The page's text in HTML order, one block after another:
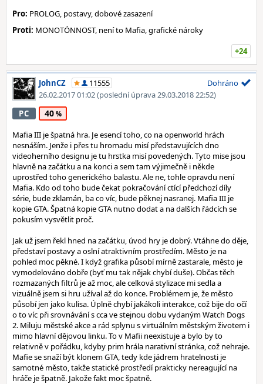
Pro: PROLOG, postavy, dobové zasazení
Proti: MONOTÓNNOST, není to Mafia, grafické nároky
+24
JohnCZ
11555
26.02.2017 01:02(poslední úprava 29.03.2018 22:52)
Dohráno
PC 40
Mafia III je špatná hra. Je esencí toho, co na openworld hrách
nesnáším. Jenže i přes tu hromadu misí představujících dno
videoherního designu je tu hrstka misí povedených. Tyto mise jsou
hlavně na začátku a na konci a sem tam výjimečně i někde
uprostřed toho generického balastu. Ale ne, tohle opravdu není
Mafia. Kdo od toho bude čekat pokračování ctící předchozí díly
série, bude zklamán, ba co víc, bude pěknej nasranej. Mafia III je
kopie GTA. Špatná kopie GTA nutno dodat a na dalších řádcích se
pokusím vysvětlit proč.
Jak už jsem řekl hned na začátku, úvod hry je dobrý. Vtáhne do děje,
představí postavy a oslní atraktivním prostředím. Město je na
pohled moc pěkné. I když grafika působí mírně zastarale, město je
vymodelováno dobře (byť mu tak nějak chybí duše). Občas těch
rozmazaných filtrů je až moc, ale celková stylizace mi sedla a
vizuálně jsem si hru užíval až do konce. Problémem je, že město
působí jen jako kulisa. Úplně chybí jakákoli interakce, což bije do očí
o to víc při srovnávání s cca ve stejnou dobu vydaným Watch Dogs
2. Miluju městské akce a rád splynu s virtuálním městským životem i
mimo hlavní dějovou linku. To v Mafii neexistuje a bylo by to
relativně v pořádku, kdyby prim hrála narativní stránka, což nehraje.
Mafie se snaží být klonem GTA, tedy kde jádrem hratelnosti je
samotné město, takže statické prostředí prakticky nereagující na
hráče je špatně. Jakože fakt moc špatně.